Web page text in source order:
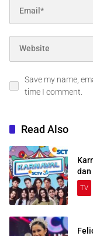
Save my name,
time I comment.
Read Also
dan
TV